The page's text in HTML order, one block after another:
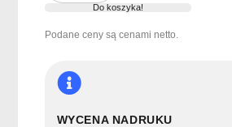
butelka
ml
GLASS
Do koszyka!
Podane ceny są cenami netto.
WYCENA NADRUKU